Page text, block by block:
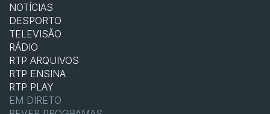
NOTÍCIAS
DESPORTO
TELEVISÃO
RÁDIO
RTP ARQUIVOS
RTP ENSINA
RTP PLAY
EM DIRETO